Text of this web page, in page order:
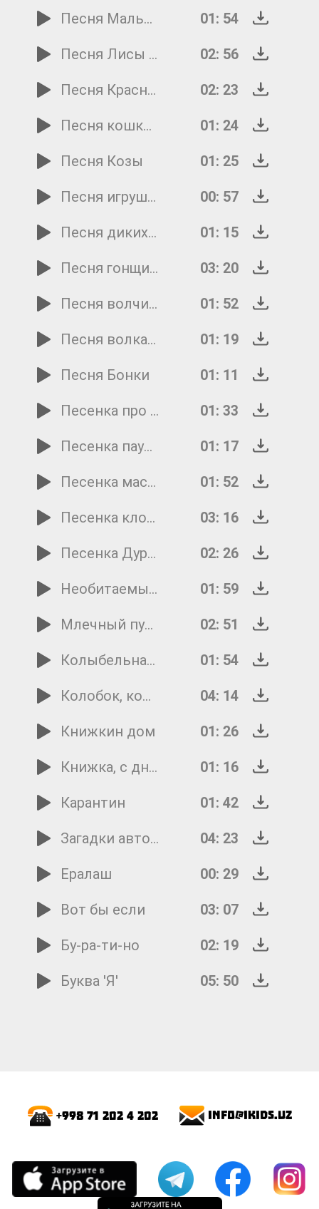
Песня Мальвины
01: 54
Песня Лисы Алисы и Кота Базилио
02: 56
Песня Красной Шапочки
02: 23
Песня кошки, гулявшей сама по себе
01: 24
Песня Козы
01: 25
Песня игрушечного щенка
00: 57
Песня диких зверей
01: 15
Песня гонщиков
03: 20
Песня волчицы
01: 52
Песня волка и козлят
01: 19
Песня Бонки
01: 11
Песенка про опечатку
01: 33
Песенка пауков и Буратино
01: 17
Песенка мастеров
01: 52
Песенка клоуна Фантика
03: 16
Песенка Дуремара
02: 26
Необитаемый остров
01: 59
Млечный путь
02: 51
Колыбельная кошки
01: 54
Колобок, колобок...
04: 14
Книжкин дом
01: 26
Книжка, с днём рождения
01: 16
Карантин
01: 42
Загадки автомобиля
04: 23
Ералаш
00: 29
Вот бы если
03: 07
Бу-ра-ти-но
02: 19
Буква 'Я'
05: 50
+998 71 202 4 202 info@ikids.uz